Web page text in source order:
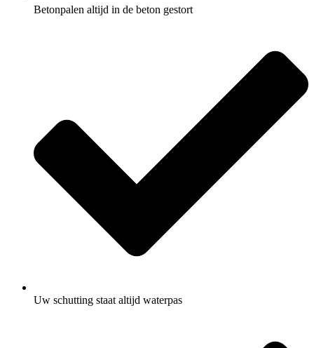
Betonpalen altijd in de beton gestort
Uw schutting staat altijd waterpas